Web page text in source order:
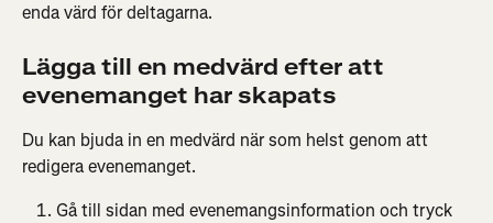
enda värd för deltagarna.
Lägga till en medvärd efter att
evenemanget har skapats
Du kan bjuda in en medvärd när som helst genom att
redigera evenemanget.
Gå till sidan med evenemangsinformation och tryck